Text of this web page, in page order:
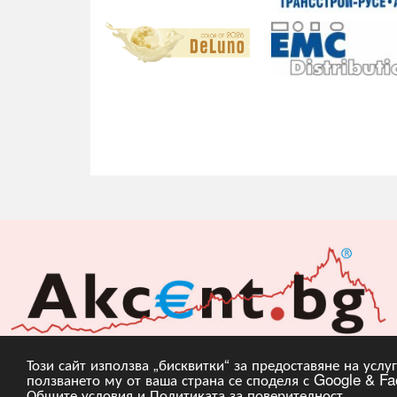
Този сайт използва „бисквитки“ за предоставяне на
ползването му от ваша страна се споделя с Google &
Copyright © 2010,